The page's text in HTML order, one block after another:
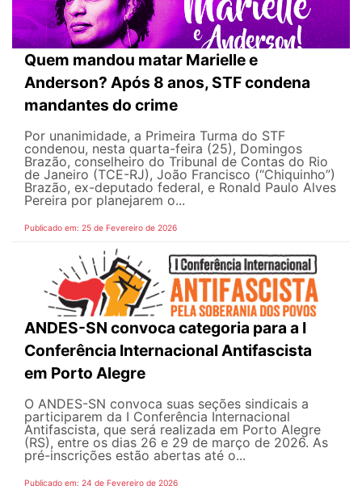
Quem mandou matar Marielle e
Anderson? Após 8 anos, STF condena
mandantes do crime
Por unanimidade, a Primeira Turma do STF
condenou, nesta quarta-feira (25), Domingos
Brazão, conselheiro do Tribunal de Contas do Rio
de Janeiro (TCE-RJ), João Francisco (“Chiquinho”)
Brazão, ex-deputado federal, e Ronald Paulo Alves
Pereira por planejarem o...
Publicado em: 25 de Fevereiro de 2026
ANDES-SN convoca categoria para a I
Conferência Internacional Antifascista
em Porto Alegre
O ANDES-SN convoca suas seções sindicais a
participarem da I Conferência Internacional
Antifascista, que será realizada em Porto Alegre
(RS), entre os dias 26 e 29 de março de 2026. As
pré-inscrições estão abertas até o...
Publicado em: 24 de Fevereiro de 2026